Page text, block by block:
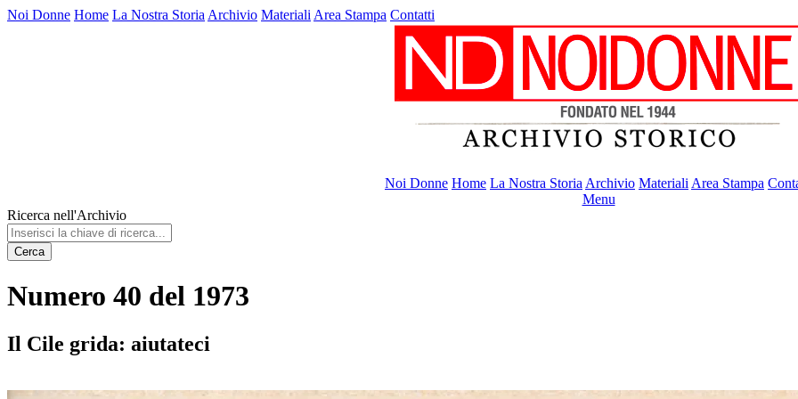
Noi Donne Home La Nostra Storia Archivio Materiali Area Stampa Contatti
Noi Donne Home La Nostra Storia Archivio Materiali Area Stampa
Menu
Ricerca nell'Archivio
Cerca
Numero 40 del 1973
Il Cile grida: aiutateci